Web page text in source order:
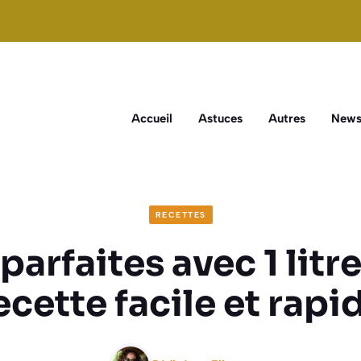
Accueil Astuces Autres News
RECETTES
avec 1
facile et